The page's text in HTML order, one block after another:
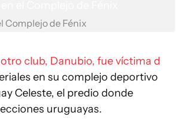
Complejo de Fénix
club, Danubio, fue víctima d
en su complejo deportivo
Celeste, el predio donde
uruguayas.